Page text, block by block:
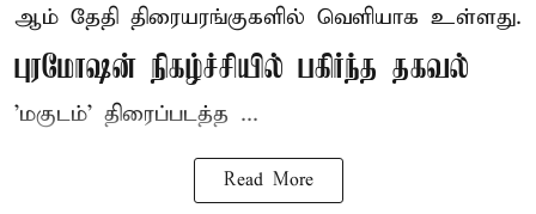
ஆம் தேதி திரையரங்குகளில் வெளியாக உள்ளது.
புரமோஷன் நிகழ்ச்சியில் பகிர்ந்த தகவல்
'மகுடம்' திரைப்படத்த ...
Read More